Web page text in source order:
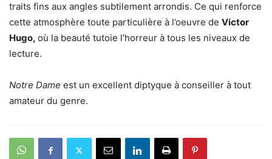
traits fins aux angles subtilement arrondis. Ce qui renforce
cette atmosphère toute particulière à l’oeuvre de Victor
Hugo, où la beauté tutoie l’horreur à tous les niveaux de
lecture.
Notre Dame est un excellent diptyque à conseiller à tout
amateur du genre.